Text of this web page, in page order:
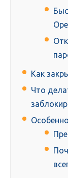
Как
Что